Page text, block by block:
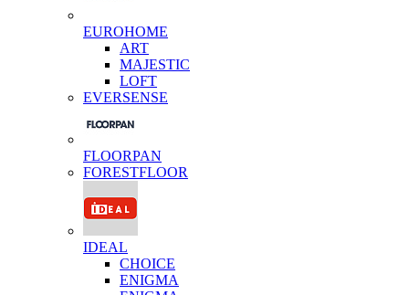
EUROHOME
ART
MAJESTIC
LOFT
EVERSENSE
FLOORPAN
FORESTFLOOR
IDEAL
CHOICE
ENIGMA